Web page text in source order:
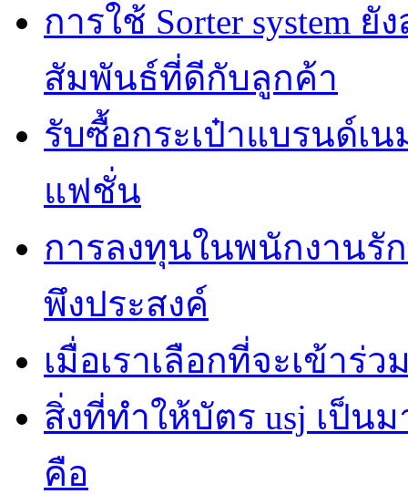
การใช้ Sorter system
สัมพันธ์ที่ดีกับลูกค้า
รับซื้อกระเป๋าแบรนด์เ
แฟชั่น
การลงทุนในพนักงานรั
พึงประสงค์
เมื่อเราเลือกที่จะเข้าร่
สิ่งที่ทำให้บัตร usj เป็น
คือ